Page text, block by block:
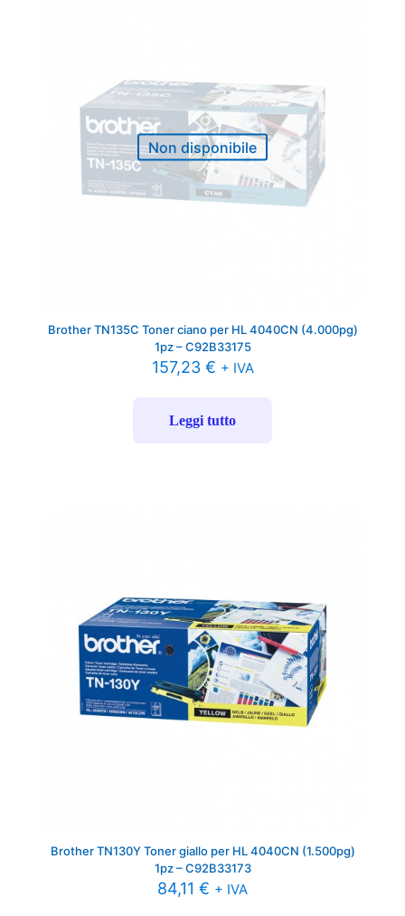
Non disponibile
Brother TN135C Toner ciano per HL 4040CN (4.000pg)
1pz – C92B33175
157,23 € + IVA
Leggi tutto
Brother TN130Y Toner giallo per HL 4040CN (1.500pg)
1pz – C92B33173
84,11 € + IVA